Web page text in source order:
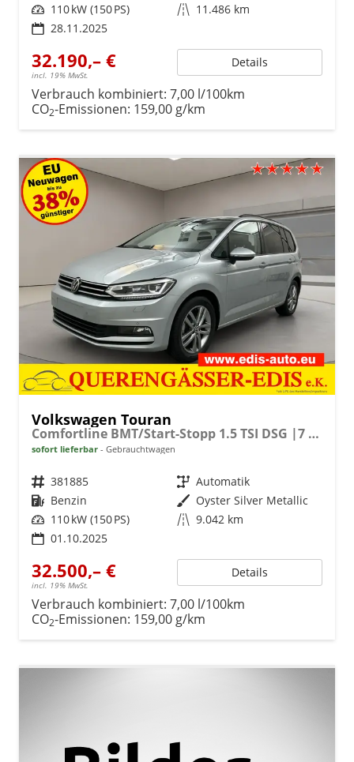
Leistung 110 kW (150 PS) Kilometerstand 11.486 km
28.11.2025
32.190,– €
incl. 19% MwSt.
Details
Verbrauch kombiniert: 7,00 l/100km
CO2-Emissionen: 159,00 g/km
Volkswagen Touran
Comfortline BMT/Start-Stopp 1.5 TSI DSG |7 Sitzer|LED|Sitzheizung
sofort lieferbar Gebrauchtwagen
Fahrzeugnr. 381885 Getriebe Automatik
Kraftstoff Benzin Außenfarbe Oyster Silver Metallic
Leistung 110 kW (150 PS) Kilometerstand 9.042 km
01.10.2025
32.500,– €
incl. 19% MwSt.
Details
Verbrauch kombiniert: 7,00 l/100km
CO2-Emissionen: 159,00 g/km